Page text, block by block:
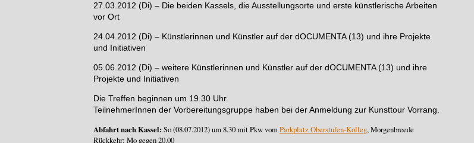
27.03.2012 (Di) – Die beiden Kassels, die Ausstellungsorte und erste künstlerische Arbeiten
vor Ort
24.04.2012 (Di) – Künstlerinnen und Künstler auf der dOCUMENTA (13) und ihre Projekte
und Initiativen
05.06.2012 (Di) – weitere Künstlerinnen und Künstler auf der dOCUMENTA (13) und ihre
Projekte und Initiativen
Die Treffen beginnen um 19.30 Uhr.
TeilnehmerInnen der Vorbereitungsgruppe haben bei der Anmeldung zur Kunsttour Vorrang.
Abfahrt nach Kassel: So (08.07.2012) um 8.30 mit Pkw vomParkplatz Oberstufen-Kolleg, Morgenbreede
Rückkehr: Mo gegen 20.00